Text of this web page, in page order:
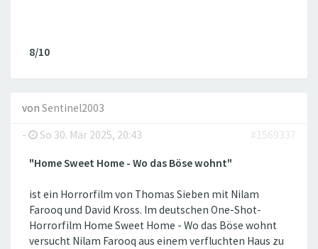
8/10
von Sentinel2003
-
So 30. Mär 2025, 20:43 #1569337
"Home Sweet Home - Wo das Böse wohnt"
ist ein Horrorfilm von Thomas Sieben mit Nilam
Farooq und David Kross. Im deutschen One-Shot-
Horrorfilm Home Sweet Home - Wo das Böse wohnt
versucht Nilam Farooq aus einem verfluchten Haus zu